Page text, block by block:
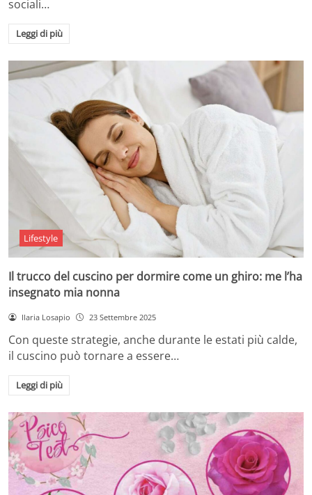
sociali…
Leggi di più
Lifestyle
Il trucco del cuscino per dormire come un ghiro: me l’ha
insegnato mia nonna
Ilaria Losapio 23 Settembre 2025
Con queste strategie, anche durante le estati più calde,
il cuscino può tornare a essere…
Leggi di più